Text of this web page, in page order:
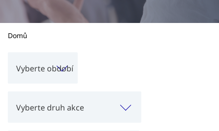
Domů
Vyberte období
Vyberte druh akce